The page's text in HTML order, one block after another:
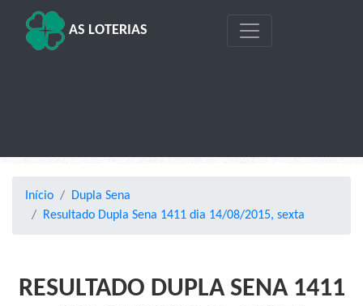
AS LOTERIAS
Início
Dupla Sena
Resultado Dupla Sena 1411 dia 14/08/2015, sexta
RESULTADO DUPLA SENA 1411